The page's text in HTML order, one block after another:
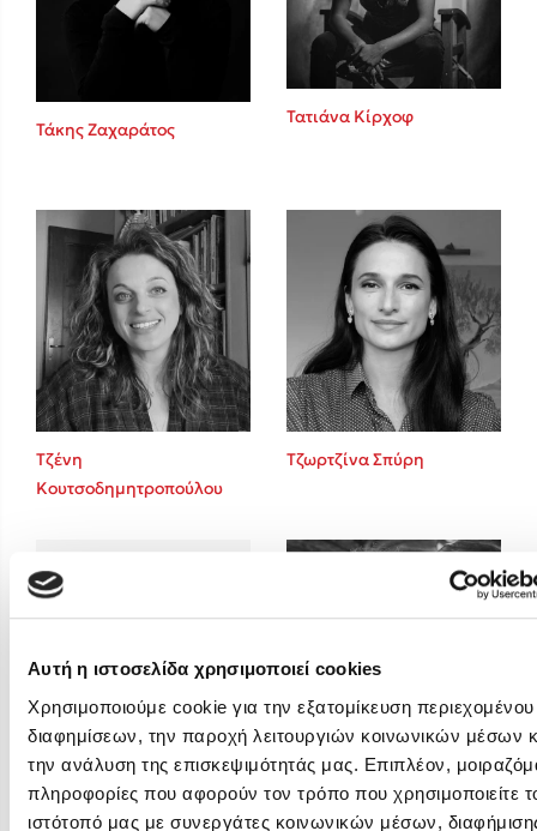
Αυτή η ιστοσελίδα χρησιμοποιεί cookies
Χρησιμοποιούμε cookie για την εξατομίκευση περιεχομένου
διαφημίσεων, την παροχή λειτουργιών κοινωνικών μέσων
την ανάλυση της επισκεψιμότητάς μας. Επιπλέον,
πληροφορίες που αφορούν τον τρόπο που χρησιμοποιείτε
ιστότοπό μας με συνεργάτες κοινωνικών μέσων,
Sebastian Fitzek
Rebecca Yarros
Teo Benedetti
Τζένη Κουτσοδημητροπούλου
Emily Henry
Ali Hazelwood
Cori Doerrfeld
Pierdomenico Baccalario
Δανάη Ιμπραχήμ
3 βιβλία βασισμένα σε αληθινά γεγονότα!
Τεστ: Ποιο αστυνομικό βιβλίο σου ταιριάζει για το καλοκαίρι;
Μια λέξη που συχνά νιώθεις αλλά την αγνοείς
Τι είναι η νευροποικιλότητα; Η Δρ. Δανάη Δεληγεώργη απαντά!
Συγχαρητήρια, Πέθανες! Μια ξενάγηση στον Άδη της ελληνικής
μυθολογίας
3 βιβλία που μπορείς να διαβάσεις σε μια μέρα!
Εύκολη συνταγή για chicken BBQ pizza από τον Άκη Πετρετζίκη!
Τάκης Ζαχαράτος
Τατιάνα Κίρχοφ
Τζένη
Κουτσοδημητροπούλου
Τζωρτζίνα Σπύρη
Τσεντόμια Μιγιάτοβιτς Φλώρα Παπαδοπούλου